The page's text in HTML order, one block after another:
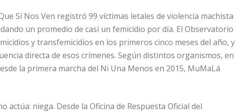
Sí Nos Ven registró 99 víctimas letales de violencia machista
un promedio de casi un femicidio por día. El Observatorio
y transfemicidios en los primeros cinco meses del año, y
directa de esos crímenes. Según distintos organismos, en
la primera marcha del Ni Una Menos en 2015, MuMaLá
niega. Desde la Oficina de Respuesta Oficial del